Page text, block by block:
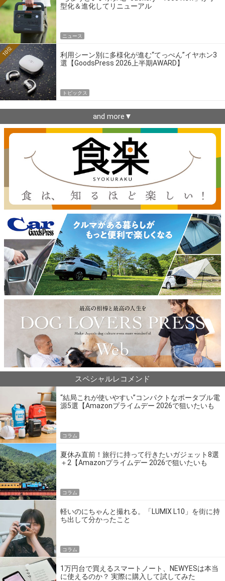
型化＆進化してリニューアル
ニュース
利用シーン別に多様化が進む“てっぺん”イヤホン3
選【GoodsPress 2026上半期AWARD】
10位
トピックス
and more▼
スペシャルレコメンド
“結局これが使いやすい”コンパクトなポータブル電
源5選【Amazonプライムデー 2026で狙いたいも
コラム
夏休み直前！旅行に持って行きたいガジェット8選
＋2【Amazonプライムデー 2026で狙いたいも
コラム
軽いのにちゃんと撮れる。「LUMIX L10」を街に持
ち出して分かったこと
コラム
1万円台で買えるスマートノート、NEWYESは本当
に使えるのか？ 実際に購入して試してみた